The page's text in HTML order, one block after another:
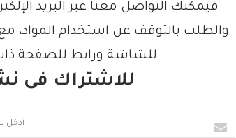
والطلب بالتوقف عن استخدام المواد،
للشاشة ورابط للصفحة
للاشتراك فى